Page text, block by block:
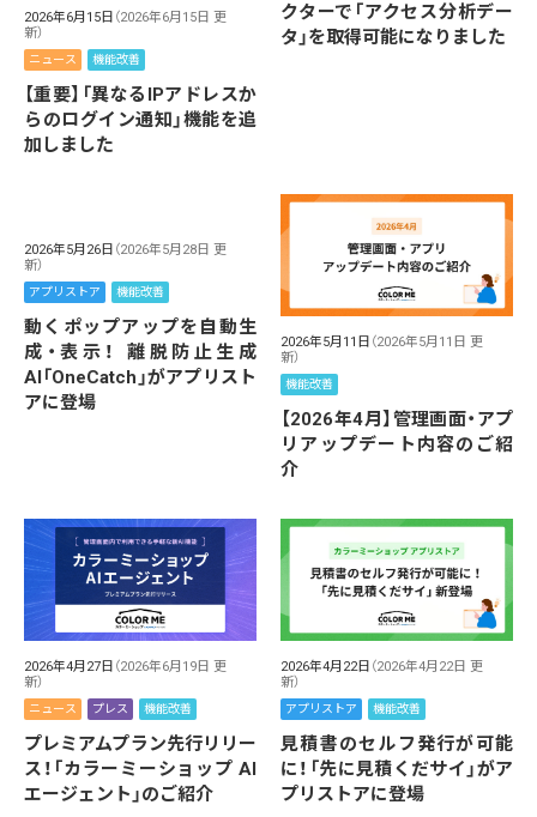
2026年6月15日 （2026年6月15日 更
新）
ニュース 機能改善
【重要】「異なるIPアドレスか
らのログイン通知」機能を追
加しました
クターで「アクセス分析デー
タ」を取得可能になりました
2026年5月26日 （2026年5月28日 更
新）
アプリストア 機能改善
動くポップアップを自動生
成・表示！ 離脱防止生成
AI「OneCatch」がアプリスト
アに登場
2026年5月11日 （2026年5月11日 更
新）
機能改善
【2026年4月】管理画面・アプ
リアップデート内容のご紹
介
2026年4月27日 （2026年6月19日 更
新）
ニュース プレス 機能改善
プレミアムプラン先行リリー
ス！「カラーミーショップ AI
エージェント」のご紹介
2026年4月22日 （2026年4月22日 更
新）
アプリストア 機能改善
見積書のセルフ発行が可能
に！「先に見積くだサイ」がア
プリストアに登場